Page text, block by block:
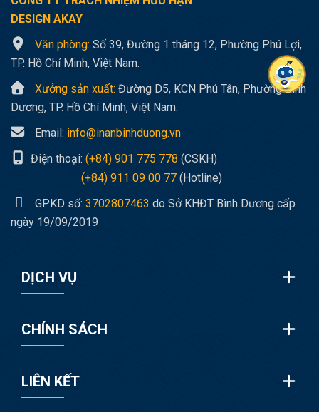
DESIGN AKAY
Văn phòng: Số 39, Đường 1 tháng 12, Phường Phú Lợi,
TP. Hồ Chí Minh, Việt Nam.
Xưởng sản xuất: Đường D5, KCN Phú Tân, Phường Bình
Dương, TP. Hồ Chí Minh, Việt Nam.
Email: info@inanbinhduong.vn
Điện thoại: (+84) 901 775 778 (CSKH)
(+84) 911 09 00 77 (Hotline)
GPKD số: 3702807463 do Sở KHĐT Bình Dương cấp
ngày 19/09/2019
DỊCH VỤ
CHÍNH SÁCH
LIÊN KẾT